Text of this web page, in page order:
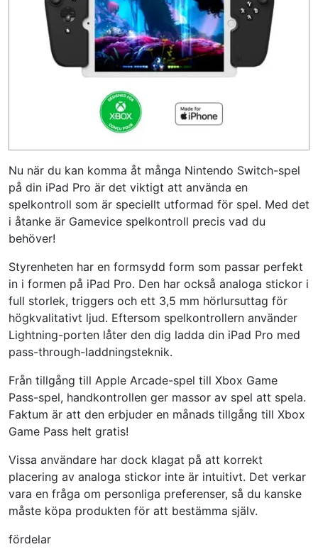
Nu när du kan komma åt många Nintendo Switch-spel
på din iPad Pro är det viktigt att använda en
spelkontroll som är speciellt utformad för spel. Med det
i åtanke är Gamevice spelkontroll precis vad du
behöver!
Styrenheten har en formsydd form som passar perfekt
in i formen på iPad Pro. Den har också analoga stickor i
full storlek, triggers och ett 3,5 mm hörlursuttag för
högkvalitativt ljud. Eftersom spelkontrollern använder
Lightning-porten låter den dig ladda din iPad Pro med
pass-through-laddningsteknik.
Från tillgång till Apple Arcade-spel till Xbox Game
Pass-spel, handkontrollen ger massor av spel att spela.
Faktum är att den erbjuder en månads tillgång till Xbox
Game Pass helt gratis!
Vissa användare har dock klagat på att korrekt
placering av analoga stickor inte är intuitivt. Det verkar
vara en fråga om personliga preferenser, så du kanske
måste köpa produkten för att bestämma själv.
fördelar